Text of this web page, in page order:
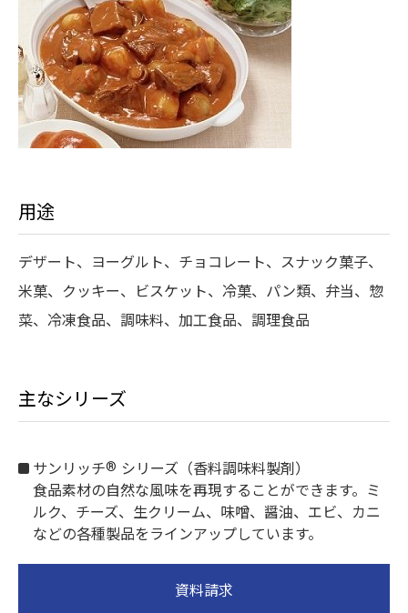
用途
デザート、ヨーグルト、チョコレート、スナック菓子、
米菓、クッキー、ビスケット、冷菓、パン類、弁当、惣
菜、冷凍食品、調味料、加工食品、調理食品
主なシリーズ
サンリッチ® シリーズ（香料調味料製剤）
食品素材の自然な風味を再現することができます。ミ
ルク、チーズ、生クリーム、味噌、醤油、エビ、カニ
などの各種製品をラインアップしています。
資料請求